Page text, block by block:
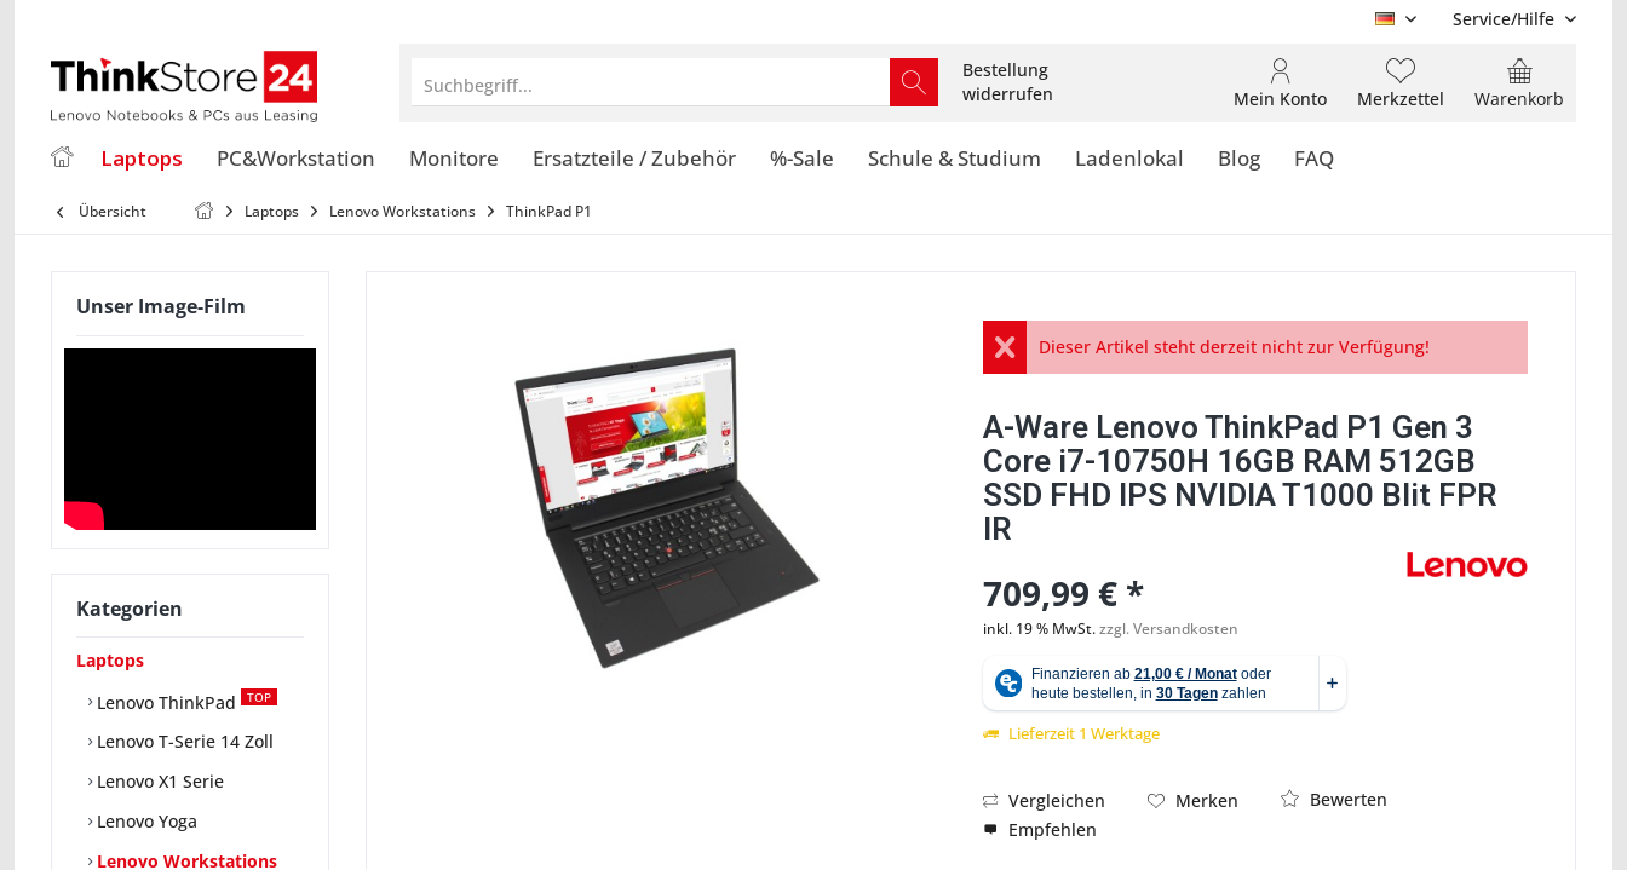
DE Service/Hilfe
Suchbegriff...
Bestellung
widerrufen
Warenkorb
Merkzettel
Mein Konto
Laptops PC&Workstation Monitore Ersatzteile / Zubehör %-Sale Schule & Studium Ladenlokal Blog FAQ
Übersicht Laptops Lenovo Workstations ThinkPad P1
Unser Image-Film
Kategorien
Laptops
Lenovo ThinkPad
TOP
Lenovo T-Serie 14 Zoll
Lenovo X1 Serie
Lenovo Yoga
Lenovo Workstations
Abbildung ähnlich
Dieser Artikel steht derzeit nicht zur Verfügung!
A-Ware Lenovo ThinkPad P1 Gen 3
Core i7-10750H 16GB RAM 512GB
SSD FHD IPS NVIDIA T1000 Blit FPR
IR
709,99 € *
inkl. 19 % MwSt.zzgl. Versandkosten
Lieferzeit 1 Werktage
Vergleichen Merken
Bewerten
Empfehlen